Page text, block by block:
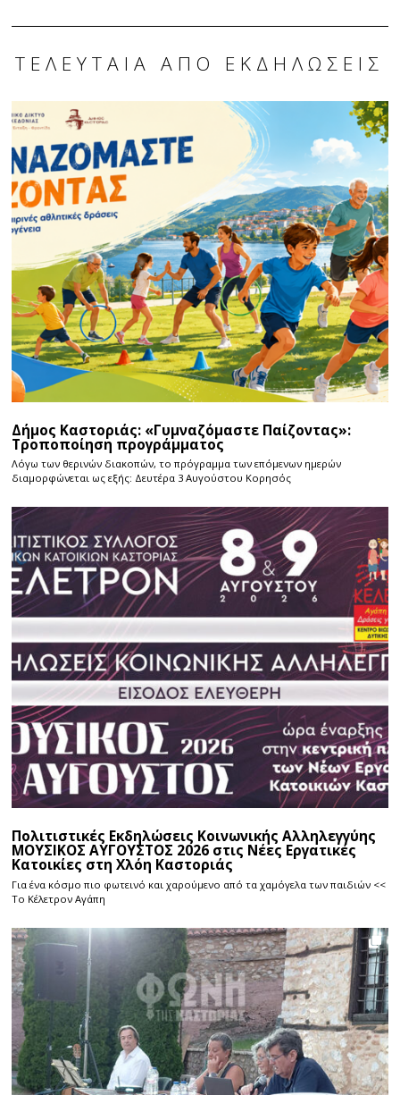
ΤΕΛΕΥΤΑΊΑ ΑΠΌ ΕΚΔΗΛΏΣΕΙΣ
Δήμος Καστοριάς: «Γυμναζόμαστε Παίζοντας»:
Τροποποίηση προγράμματος
Λόγω των θερινών διακοπών, το πρόγραμμα των επόμενων ημερών
διαμορφώνεται ως εξής: Δευτέρα 3 Αυγούστου Κορησός
Πολιτιστικές Εκδηλώσεις Κοινωνικής Αλληλεγγύης
ΜΟΥΣΙΚΟΣ ΑΥΓΟΥΣΤΟΣ 2026 στις Νέες Εργατικές
Κατοικίες στη Χλόη Καστοριάς
Για ένα κόσμο πιο φωτεινό και χαρούμενο από τα χαμόγελα των παιδιών <<
Το Κέλετρον Αγάπη